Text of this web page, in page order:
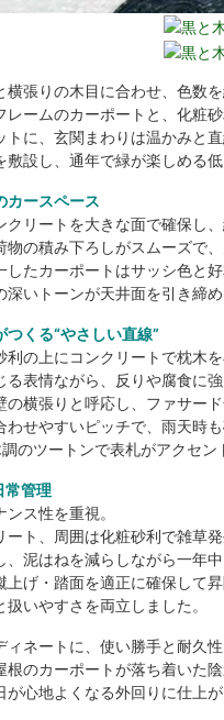
横張りの木目に合わせ、色数
レームのカーポートと、化粧
に、玄関まわりは温かみと
設し、通年で緑が楽しめる低
カースペース
リートを大きな面で確保し、
の積み下ろしがスムーズで
たカーポートはサッシ色と好
深いトーンが天井面を引き締
つくる“やさしい直線”
の上にコンクリートで枕木
る表情ながら、反りや腐食に
横張りと呼応し、ファサー
わせやすいピッチで、雨天時
のツートンで表札がアクセン
常管理
ス性を重視。
ート、周囲は化粧砂利で雑草
泥はねを減らしながら一年
上げ・踏面を適正に確保して
扱いやすさを両立しました。
ネートに、使い勝手と耐久
根のカーポートが落ち着いた
心地よくなる外回りに仕上が